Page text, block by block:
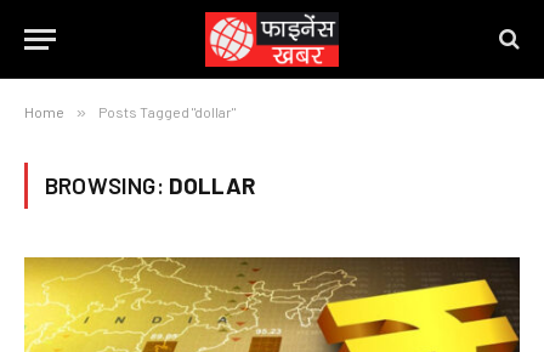
Home » Posts Tagged "dollar"
BROWSING: DOLLAR